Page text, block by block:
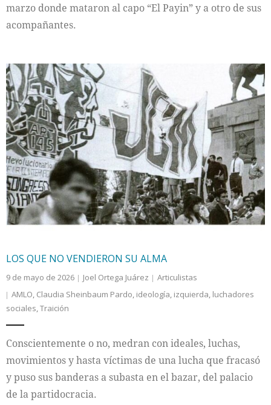
marzo donde mataron al capo “El Payin” y a otro de sus
acompañantes.
LOS QUE NO VENDIERON SU ALMA
9 de mayo de 2026 Joel Ortega Juárez
Articulistas
AMLO, Claudia Sheinbaum Pardo, ideología, izquierda, luchadores
sociales,Traición
Conscientemente o no, medran con ideales, luchas,
movimientos y hasta víctimas de una lucha que fracasó
y puso sus banderas a subasta en el bazar, del palacio
de la partidocracia.